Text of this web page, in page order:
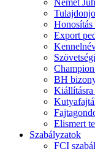
Német
Honosítás
Export
BH
Kiállításra
Elismert
Szabályzatok
FCI